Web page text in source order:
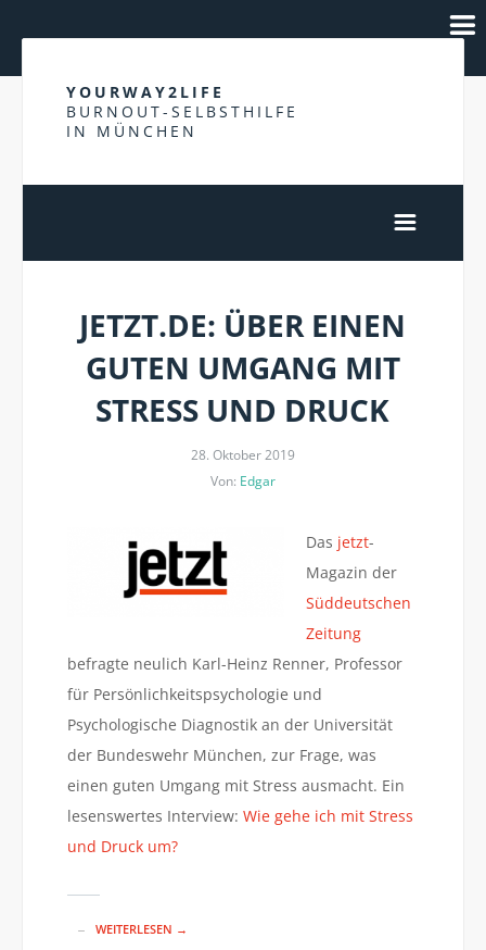
YOURWAY2LIFE
BURNOUT-SELBSTHILFE
IN MÜNCHEN
JETZT.DE: ÜBER EINEN
GUTEN UMGANG MIT
STRESS UND DRUCK
28. Oktober 2019
Von: Edgar
Das jetzt-
Magazin der
Süddeutschen
Zeitung
befragte neulich Karl-Heinz Renner, Professor
für Persönlichkeitspsychologie und
Psychologische Diagnostik an der Universität
der Bundeswehr München, zur Frage, was
einen guten Umgang mit Stress ausmacht. Ein
lesenswertes Interview: Wie gehe ich mit Stress
und Druck um?
WEITERLESEN →